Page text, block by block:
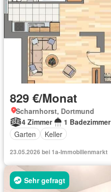
829 €/Monat
Scharnhorst, Dortmund
4 Zimmer
1 Badezimmer
Garten
Keller
23.05.2026 bei 1a-Immobilienmarkt
Sehr gefragt